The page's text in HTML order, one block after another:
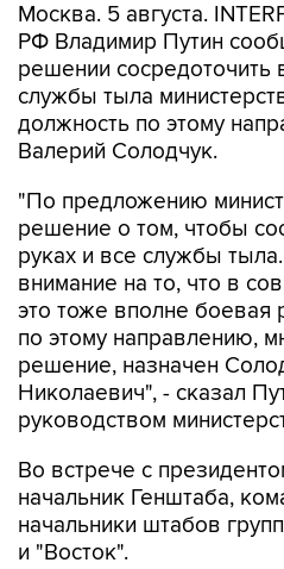
Москва. 5 августа.
РФ Владимир Путин
решении сосредоточить
службы тыла
должность по этому
Валерий Солодчук.
"По предложению
решение о том, чтобы
руках и все службы
внимание на то, что в
это тоже вполне боевая
по этому направлению,
решение, назначен
Николаевич", - сказал
руководством
Во встрече с
начальник Генштаба,
начальники штабов
и "Восток".